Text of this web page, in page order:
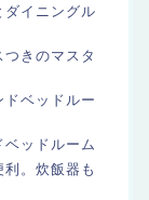
ダイニングル
きのマスタ
ベッドルー
ッドルーム
。炊飯器も